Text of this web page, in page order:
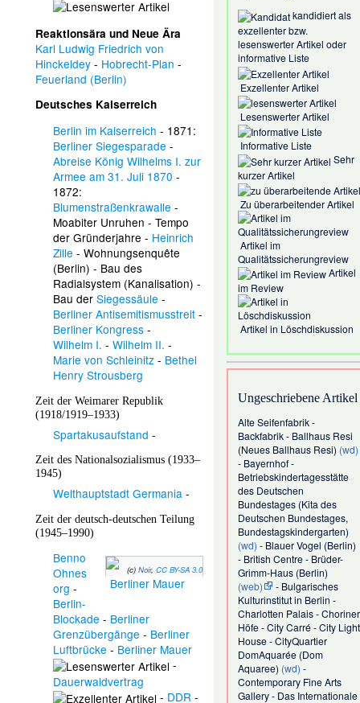
Reaktionsära und Neue Ära
Karl Ludwig Friedrich von
Hinckeldey - Hobrecht-Plan -
Feuerland (Berlin)
Deutsches Kaiserreich
Berlin im Kaiserreich - 1871:
Berliner Siegesparade -
Abreise König Wilhelms I. zur
Armee am 31. Juli 1870 -
1872:
Blumenstraßenkrawalle -
Moabiter Unruhen - Tempo
der Gründerjahre - Heinrich
Zille - Wohnungsenquête
(Berlin) - Bau des
Radialsystem (Kanalisation) -
Bau der Siegessäule -
Berliner Antisemitismusstreit-
Berliner Kongress-
Wilhelm I. - Wilhelm II. -
Marie von Schleinitz- Bethel
Henry Strousberg
Zeit der Weimarer Republik
(1918/1919–1933)
Spartakusaufstand -
Zeit des Nationalsozialismus (1933–
1945)
Welthauptstadt Germania-
Zeit der deutsch-deutschen Teilung
(1945–1990)
(c) Noir, CC BY-SA 3.0
Berliner Mauer
Benno
Ohnes
org -
Berlin-
Blockade - Berliner
Grenzübergänge - Berliner
Luftbrücke - Berliner Mauer
-
Dauerwaldvertrag
- DDR-
kandidiert als
exzellenter bzw.
lesenswerter Artikel oder
informative Liste
Exzellenter Artikel
Lesenswerter Artikel
Informative Liste
Sehr
kurzer Artikel
Zu überarbeitender Artikel
Artikel im
Qualitätssicherungreview
Artikel
im Review
Artikel in Löschdiskussion
Ungeschriebene Artikel
Alte Seifenfabrik-
Backfabrik- Ballhaus Resi
(Neues Ballhaus Resi) (wd)
- Bayernhof-
Betriebskindertagesstätte
des Deutschen
Bundestages(Kita des
Deutschen Bundestages,
Bundestagskindergarten)
(wd) - Blauer Vogel (Berlin)
- British Centre- Brüder-
Grimm-Haus (Berlin)
(web)
- Bulgarisches
Kulturinstitut in Berlin -
Charlotten Palais-Choriner
Höfe-City Carré-City Light
House-CityQuartier
DomAquarée(Dom
Aquaree) (wd) -
Contemporary Fine Arts
Gallery- Das Internationale